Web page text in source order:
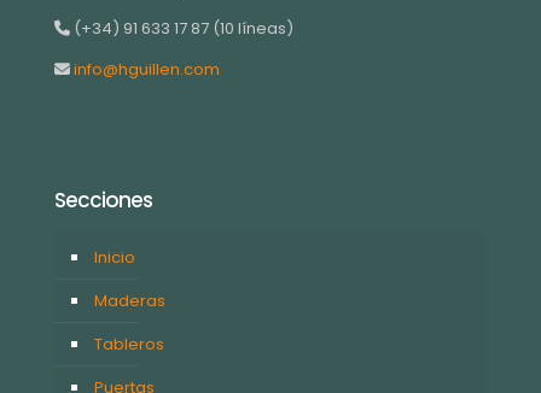
(+34) 91 633 17 87 (10 líneas)
info@hguillen.com
Secciones
Inicio
Maderas
Tableros
Puertas